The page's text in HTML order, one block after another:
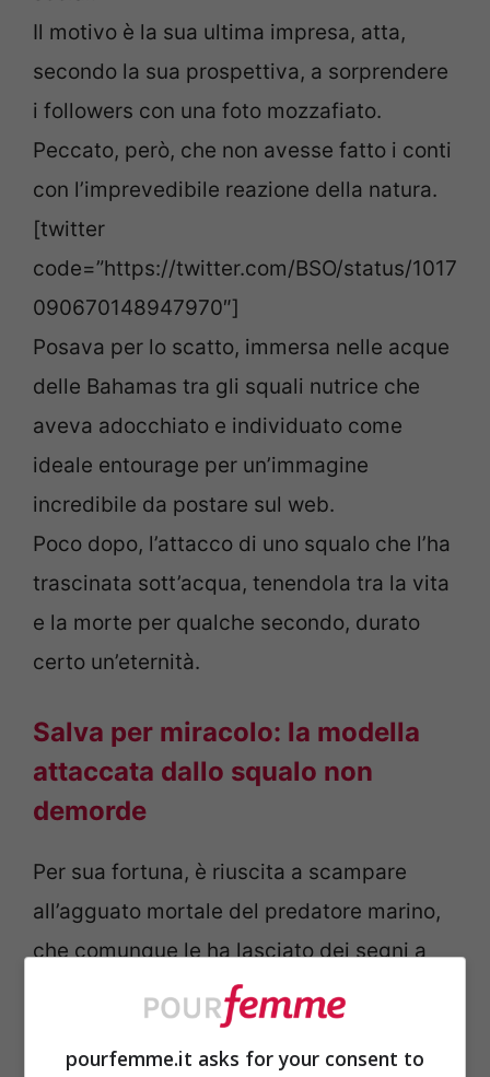
Il motivo è la sua ultima impresa, atta,
secondo la sua prospettiva, a sorprendere
i followers con una foto mozzafiato.
Peccato, però, che non avesse fatto i conti
con l’imprevedibile reazione della natura.
[twitter
code=”https://twitter.com/BSO/status/1017
090670148947970″]
Posava per lo scatto, immersa nelle acque
delle Bahamas tra gli squali nutrice che
aveva adocchiato e individuato come
ideale entourage per un’immagine
incredibile da postare sul web.
Poco dopo, l’attacco di uno squalo che l’ha
trascinata sott’acqua, tenendola tra la vita
e la morte per qualche secondo, durato
certo un’eternità.
Salva per miracolo: la modella
attaccata dallo squalo non
demorde
Per sua fortuna, è riuscita a scampare
all’agguato mortale del predatore marino,
che comunque le ha lasciato dei segni a
cui dovrà porre rimedio con un intervento
Immediata (e piccata) la reazione degli
pourfemme.it asks for your consent to